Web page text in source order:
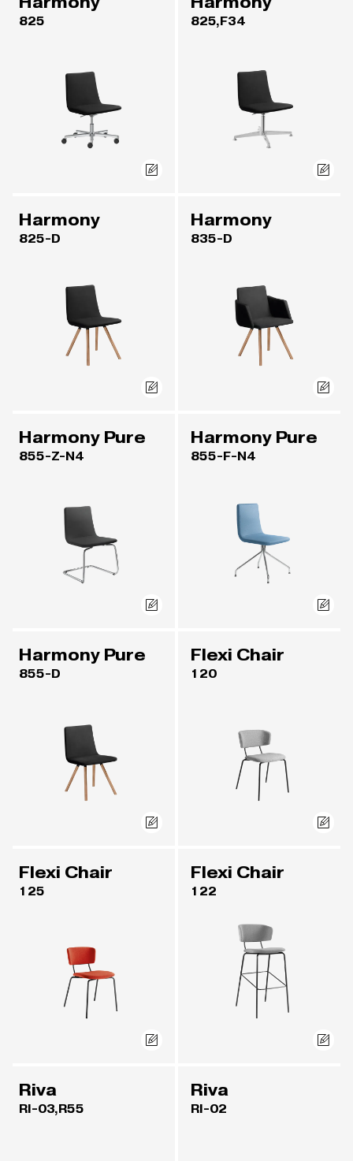
825 825,F34
Harmony
825-D
Harmony
835-D
Harmony Pure
855-Z-N4
Harmony Pure
855-F-N4
Harmony Pure
855-D
Flexi Chair
120
Flexi Chair
125
Flexi Chair
122
Riva
RI-03,R55
Riva
RI-02